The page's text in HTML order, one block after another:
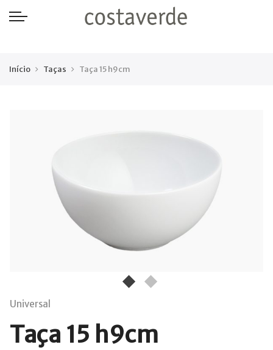
Início Taças Taça 15 h9cm
Universal
Taça 15 h9cm